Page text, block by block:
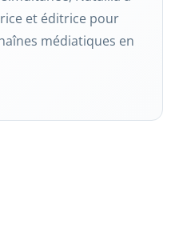
et éditrice pour
médiatiques en